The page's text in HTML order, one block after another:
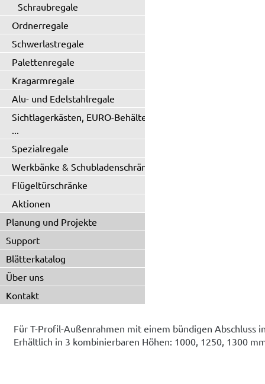
Schraubregale
Ordnerregale
Schwerlastregale
Palettenregale
Kragarmregale
Alu- und Edelstahlregale
Sichtlagerkästen, EURO-Behälter
...
Spezialregale
Werkbänke & Schubladenschränke
Flügeltürschränke
Aktionen
Planung und Projekte
Support
Blätterkatalog
Über uns
Kontakt
Für T-Profil-Außenrahmen mit einem bündigen Abschluss
Erhältlich in 3 kombinierbaren Höhen: 1000, 1250, 1300